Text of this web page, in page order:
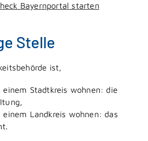
Bayernportal starten
Stelle
ist,
einem Stadtkreis wohnen: die
einem Landkreis wohnen: das